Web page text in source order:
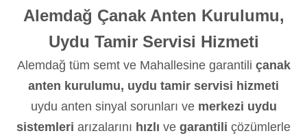
Alemdağ Çanak Anten Kurulumu,
Uydu Tamir Servisi Hizmeti
Alemdağ tüm semt ve Mahallesine garantili çanak
anten kurulumu, uydu tamir servisi hizmeti
uydu anten sinyal sorunları ve merkezi uydu
sistemleri arızalarını hızlı ve garantili çözümlerle